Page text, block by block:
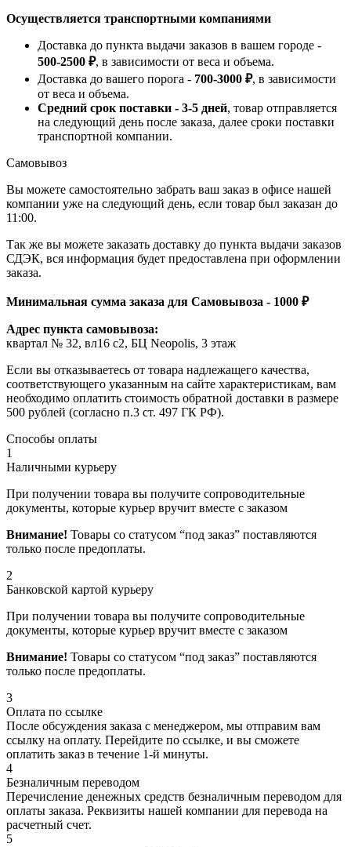
Осуществляется транспортными компаниями
Доставка до пункта выдачи заказов в вашем городе -
500-2500 ₽, в зависимости от веса и объема.
Доставка до вашего порога - 700-3000 ₽, в зависимости
от веса и объема.
Средний срок поставки - 3-5 дней, товар отправляется
на следующий день после заказа, далее сроки поставки
транспортной компании.
Самовывоз
Вы можете самостоятельно забрать ваш заказ в офисе нашей
компании уже на следующий день, если товар был заказан до
11:00.
Так же вы можете заказать доставку до пункта выдачи заказов
СДЭК, вся информация будет предоставлена при оформлении
заказа.
Минимальная сумма заказа для Самовывоза - 1000 ₽
Адрес пункта самовывоза:
квартал № 32, вл16 с2, БЦ Neopolis, 3 этаж
Если вы отказываетесь от товара надлежащего качества,
соответствующего указанным на сайте характеристикам, вам
необходимо оплатить стоимость обратной доставки в размере
500 рублей (согласно п.3 ст. 497 ГК РФ).
Способы оплаты
1
Наличными курьеру
При получении товара вы получите сопроводительные
документы, которые курьер вручит вместе с заказом
Внимание! Товары со статусом “под заказ” поставляются
только после предоплаты.
2
Банковской картой курьеру
При получении товара вы получите сопроводительные
документы, которые курьер вручит вместе с заказом
Внимание! Товары со статусом “под заказ” поставляются
только после предоплаты.
3
Оплата по ссылке
После обсуждения заказа с менеджером, мы отправим вам
ссылку на оплату. Перейдите по ссылке, и вы сможете
оплатить заказ в течение 1-й минуты.
4
Безналичным переводом
Перечисление денежных средств безналичным переводом для
оплаты заказа. Реквизиты нашей компании для перевода на
расчетный счет.
5